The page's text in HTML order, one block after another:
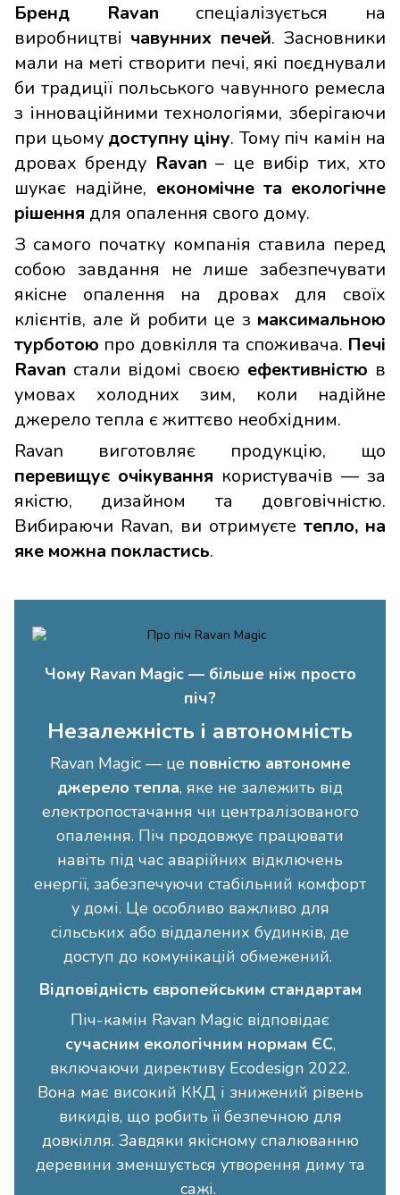
Бренд Ravan спеціалізується на
виробництві чавунних печей. Засновники
мали на меті створити печі, які поєднували
би традиції польського чавунного ремесла
з інноваційними технологіями, зберігаючи
при цьому доступну ціну. Тому піч камін на
дровах бренду Ravan– це вибір тих, хто
шукає надійне, економічне та екологічне
рішення для опалення свого дому.
З самого початку компанія ставила перед
собою завдання не лише забезпечувати
якісне опалення на дровах для своїх
клієнтів, але й робити це з максимальною
турботою про довкілля та споживача. Печі
Ravan стали відомі своєю ефективністю в
умовах холодних зим, коли надійне
джерело тепла є життєво необхідним.
Ravan виготовляє продукцію, що
перевищує очікування користувачів — за
якістю, дизайном та довговічністю.
Вибираючи Ravan, ви отримуєте тепло, на
яке можна покластись.
Чому Ravan Magic — більше ніж просто
піч?
Незалежність і автономність
Ravan Magic — це повністю автономне
джерело тепла, яке не залежить від
електропостачання чи централізованого
опалення. Піч продовжує працювати
навіть під час аварійних відключень
енергії, забезпечуючи стабільний комфорт
у домі. Це особливо важливо для
сільських або віддалених будинків, де
доступ до комунікацій обмежений.
Відповідність європейським стандартам
Піч-камін Ravan Magic відповідає
сучасним екологічним нормам ЄС,
включаючи директиву Ecodesign 2022.
Вона має високий ККД і знижений рівень
викидів, що робить її безпечною для
довкілля. Завдяки якісному спалюванню
деревини зменшується утворення диму та
сажі.